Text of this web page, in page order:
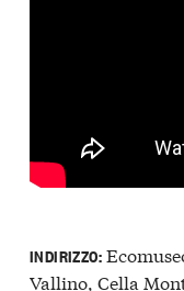
INDIRIZZO:
Vallino, Cella